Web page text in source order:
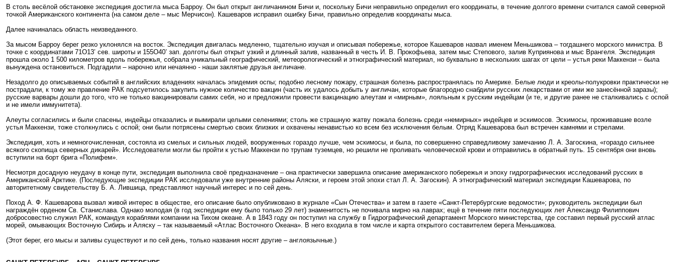
В столь весёлой обстановке экспедиция достигла мыса Барроу. Он был открыт англичанином Бичи и, поскольку Бичи неправильно определил его координаты, в течение долгого времени считался самой северной
точкой Американского континента (на самом деле – мыс Мерчисон). Кашеваров исправил ошибку Бичи, правильно определив координаты мыса.
Далее начиналась область неизведанного.
За мысом Барроу берег резко уклонялся на восток. Экспедиция двигалась медленно, тщательно изучая и описывая побережье, которое Кашеваров назвал именем Меньшикова – тогдашнего морского министра. В
точке с координатами 71О13’ сев. широты и 155О40’ зап. долготы был открыт узкий и длинный залив, названный в честь И. В. Прокофьева, затем мыс Степового, залив Куприянова и мыс Врангеля. Экспедиция
прошла около 1 500 километров вдоль побережья, собрала уникальный географический, метеорологический и этнографический материал, но буквально в нескольких шагах от цели – устья реки Маккензи – была
вынуждена остановиться. Подгадили – нарочно или нечаянно - наши заклятые друзья англичане.
Незадолго до описываемых событий в английских владениях началась эпидемия оспы; подобно лесному пожару, страшная болезнь распространялась по Америке. Белые люди и креолы-полукровки практически не
пострадали, к тому же правление РАК подсуетилось закупить нужное количество вакцин (часть их удалось добыть у англичан, которые благородно снабдили русских лекарствами от ими же занесённой заразы);
русские варвары дошли до того, что не только вакцинировали самих себя, но и предложили провести вакцинацию алеутам и «мирным», лояльным к русским индейцам (и те, и другие ранее не сталкивались с оспой
и не имели иммунитета).
Алеуты согласились и были спасены, индейцы отказались и вымирали целыми селениями; столь же страшную жатву пожала болезнь среди «немирных» индейцев и эскимосов. Эскимосы, проживавшие возле
устья Маккензи, тоже столкнулись с оспой; они были потрясены смертью своих близких и охвачены ненавистью ко всем без исключения белым. Отряд Кашеварова был встречен камнями и стрелами.
Экспедиция, хоть и немногочисленная, состояла из смелых и сильных людей, вооруженных гораздо лучше, чем эскимосы, и была, по совершенно справедливому замечанию Л. А. Загоскина, «гораздо сильнее
всякого скопища северных дикарей». Исследователи могли бы пройти к устью Маккензи по трупам туземцев, но решили не проливать человеческой крови и отправились в обратный путь. 15 сентября они вновь
вступили на борт брига «Полифем».
Несмотря досадную неудачу в конце пути, экспедиция выполнила своё предназначение – она практически завершила описание американского побережья и эпоху гидрографических исследований русских в
Американской Арктике. (Последующие экспедиции РАК исследовали уже внутренние районы Аляски, и героем этой эпохи стал Л. А. Загоскин). А этнографический материал экспедиции Кашеварова, по
авторитетному свидетельству Б. А. Лившица, представляют научный интерес и по сей день.
Поход А. Ф. Кашеварова вызвал живой интерес в обществе, его описание было опубликовано в журнале «Сын Отечества» и затем в газете «Санкт-Петербургские ведомости»; руководитель экспедиции был
награждён орденом Св. Станислава. Однако молодая (в год экспедиции ему было только 29 лет) знаменитость не почивала мирно на лаврах; ещё в течение пяти последующих лет Александр Филиппович
добросовестно служил РАК, командуя кораблями компании на Тихом океане. А в 1843 году он поступил на службу в Гидрографический департамент Морского министерства, где составил первый русский атлас
морей, омывающих Восточную Сибирь и Аляску – так называемый «Атлас Восточного Океана». В него входила в том числе и карта открытого составителем берега Меньшикова.
(Этот берег, его мысы и заливы существуют и по сей день, только названия носят другие – англоязычные.)